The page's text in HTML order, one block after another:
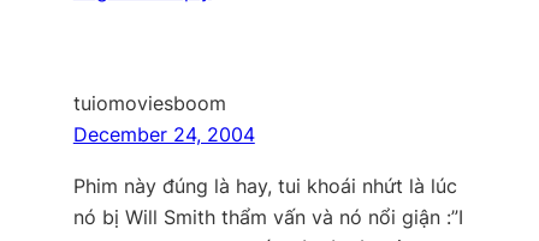
tuiomoviesboom
December 24, 2004
Phim này đúng là hay, tui khoái nhứt là lúc
nó bị Will Smith thẩm vấn và nó nổi giận :”I